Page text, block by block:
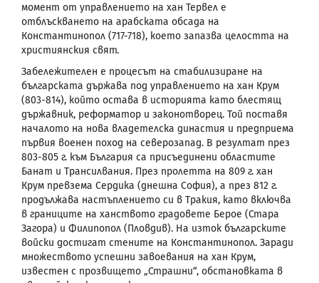
момент от управлението на хан Тервел е
отблъскването на арабската обсада на
Константинопол (717-718), което запазва целостта на
християнския свят.
Забележителен е процесът на стабилизиране на
българската държава под управлението на хан Крум
(803-814), който остава в историята като блестящ
държавник, реформатор и законотворец. Той поставя
началото на нова владетелска династия и предприема
първия военен поход на северозапад. В резултат през
803-805 г. към България са присъединени областите
Банат и Трансилвания. През пролетта на 809 г. хан
Крум превзема Сердика (днешна София), а през 812 г.
продължава настъплението си в Тракия, като включва
в границите на ханството градовете Берое (Стара
Загора) и Филипопол (Пловдив). На изток българските
войски достигат стените на Константинопол. Заради
множеството успешни завоевания на хан Крум,
известен с прозвището „Страшни“, обстановката в